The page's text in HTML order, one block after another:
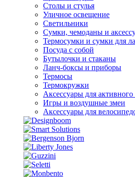
Столы и стулья
Уличное освещение
Светильники
Сумки, чемоданы и
Термосумки и сумки для
Посуда с собой
Бутылочки и стаканы
Ланч-боксы и приборы
Термосы
Термокружки
Аксессуары для активного
Игры и воздушные змеи
Аксессуары для